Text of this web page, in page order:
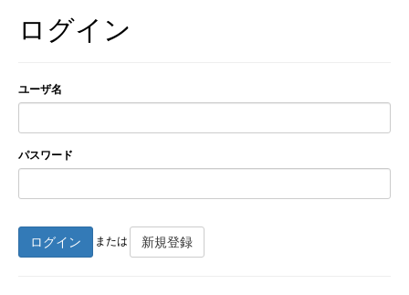
ログイン
ユーザ名
パスワード
ログイン または 新規登録